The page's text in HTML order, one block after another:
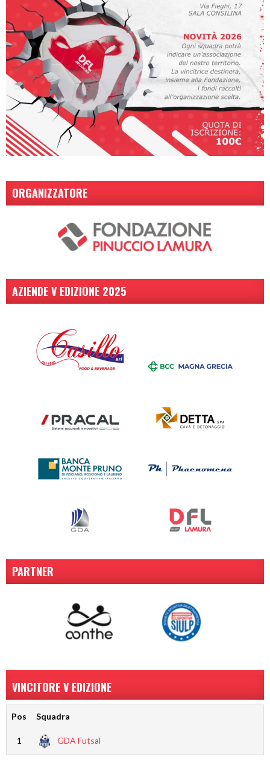
ORGANIZZATORE
AZIENDE V EDIZIONE 2025
PARTNER
VINCITORE V EDIZIONE
Pos Squadra
1 GDA Futsal